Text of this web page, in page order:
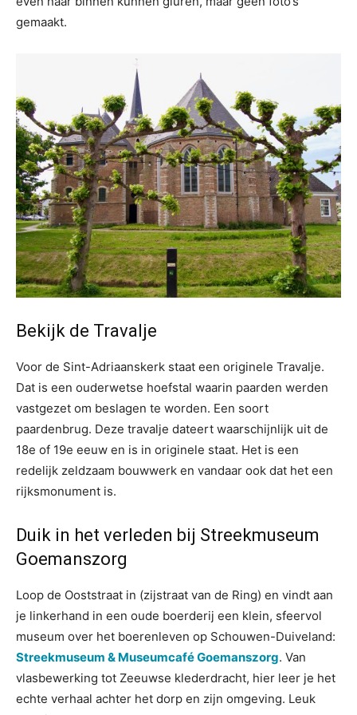
gemaakt.
Bekijk de Travalje
Voor de Sint-Adriaanskerk staat een originele Travalje.
Dat is een ouderwetse hoefstal waarin paarden werden
vastgezet om beslagen te worden. Een soort
paardenbrug. Deze travalje dateert waarschijnlijk uit de
18e of 19e eeuw en is in originele staat. Het is een
redelijk zeldzaam bouwwerk en vandaar ook dat het een
rijksmonument is.
Duik in het verleden bij Streekmuseum
Goemanszorg
Loop de Ooststraat in (zijstraat van de Ring) en vindt aan
je linkerhand in een oude boerderij een klein, sfeervol
museum over het boerenleven op Schouwen-Duiveland:
Streekmuseum & Museumcafé Goemanszorg. Van
vlasbewerking tot Zeeuwse klederdracht, hier leer je het
echte verhaal achter het dorp en zijn omgeving. Leuk